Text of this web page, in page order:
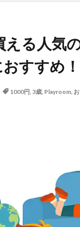
える人気
すすめ！
1000円, 3歳, Playroom,